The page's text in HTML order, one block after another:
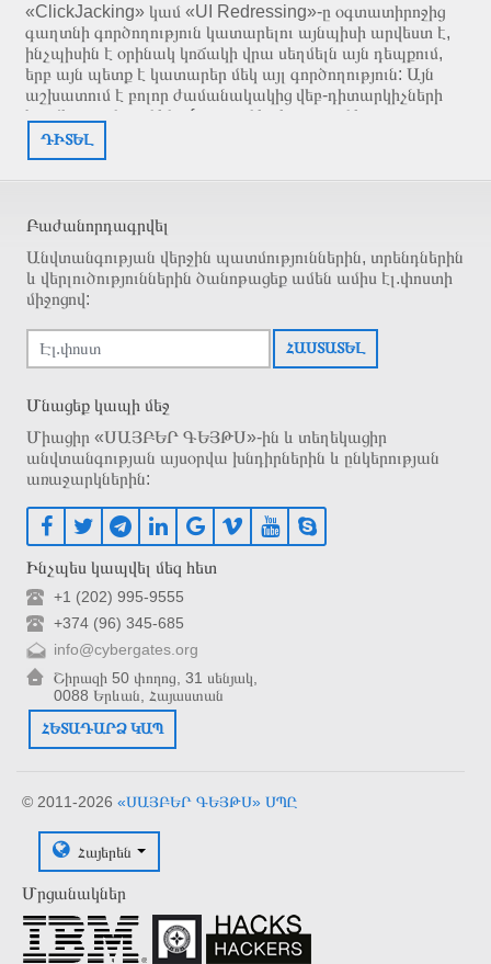
«ClickJacking» կամ «UI Redressing»-ը օգտատիրոջից
գաղտնի գործողություն կատարելու այնպիսի արվեստ է,
ինչպիսին է օրինակ կոճակի վրա սեղմելն այն դեպքում,
երբ այն պետք է կատարեր մեկ այլ գործողություն: Այն
աշխատում է բոլոր ժամանակակից վեբ-դիտարկիչների
կողմից, որոնք ունեն «frame»-ներ և «css»-ներ
հասկանալու հնարավորություն:
ԴԻՏԵԼ
Բաժանորդագրվել
Անվտանգության վերջին պատմություններին, տրենդներին
և վերլուծություններին ծանոթացեք ամեն ամիս էլ.փոստի
միջոցով:
ՀԱՍՏԱՏԵԼ
Մնացեք կապի մեջ
Միացիր «ՍԱՅԲԵՐ ԳԵՅԹՍ»-ին և տեղեկացիր
անվտանգության այսօրվա խնդիրներին և ընկերության
առաջարկներին:
Ինչպես կապվել մեզ հետ
+1 (202) 995-9555
+374 (96) 345-685
info@cybergates.org
Շիրազի 50 փողոց, 31 սենյակ,
0088 Երևան, Հայաստան
ՀԵՏԱԴԱՐՁ ԿԱՊ
© 2011-2026 «ՍԱՅԲԵՐ ԳԵՅԹՍ» ՍՊԸ
Հայերեն
Մրցանակներ